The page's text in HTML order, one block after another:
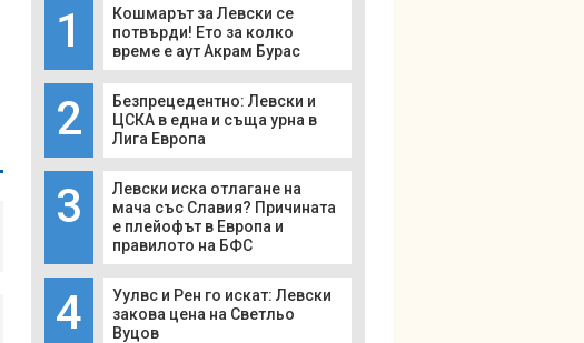
1
Кошмарът за Левски се
потвърди! Ето за колко
време е аут Акрам Бурас
2
Безпрецедентно: Левски и
ЦСКА в една и съща урна в
Лига Европа
3
Левски иска отлагане на
мача със Славия? Причината
е плейофът в Европа и
правилото на БФС
4
Уулвс и Рен го искат: Левски
закова цена на Светльо
Вуцов